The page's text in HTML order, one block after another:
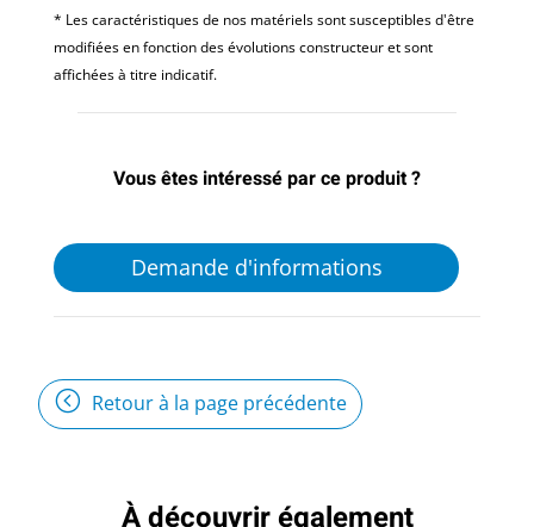
* Les caractéristiques de nos matériels sont susceptibles d'être
modifiées en fonction des évolutions constructeur et sont
affichées à titre indicatif.
Vous êtes intéressé par ce produit ?
Demande d'informations
Retour à la page précédente
À découvrir également